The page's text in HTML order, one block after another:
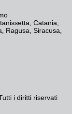
Catania
Ragusa Siracusa
i diritti riservati